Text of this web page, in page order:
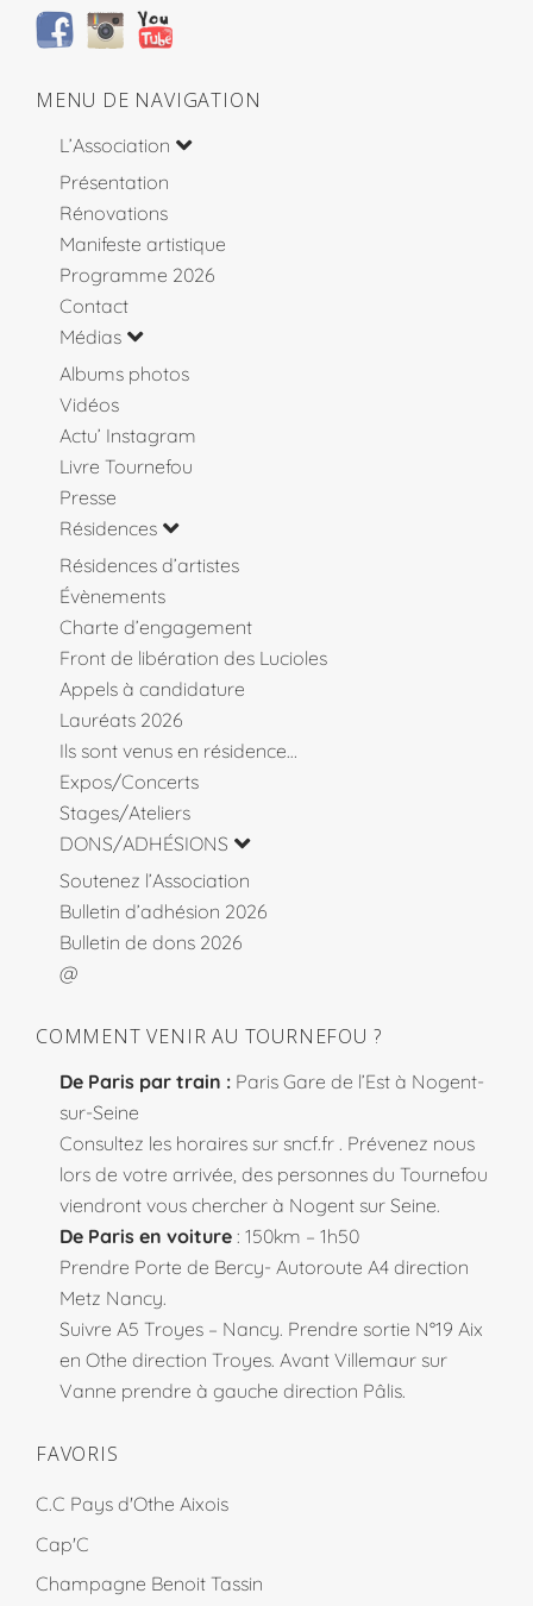
MENU DE NAVIGATION
L’Association
Présentation
Rénovations
Manifeste artistique
Programme 2026
Contact
Médias
Albums photos
Vidéos
Actu’ Instagram
Livre Tournefou
Presse
Résidences
Résidences d’artistes
Évènements
Charte d’engagement
Front de libération des Lucioles
Appels à candidature
Lauréats 2026
Ils sont venus en résidence…
Expos/Concerts
Stages/Ateliers
DONS/ADHÉSIONS
Soutenez l’Association
Bulletin d’adhésion 2026
Bulletin de dons 2026
@
COMMENT VENIR AU TOURNEFOU ?
De Paris par train : Paris Gare de l’Est à Nogent-
sur-Seine
Consultez les horaires sur sncf.fr . Prévenez nous
lors de votre arrivée, des personnes du Tournefou
viendront vous chercher à Nogent sur Seine.
De Paris en voiture : 150km – 1h50
Prendre Porte de Bercy- Autoroute A4 direction
Metz Nancy.
Suivre A5 Troyes – Nancy. Prendre sortie N°19 Aix
en Othe direction Troyes. Avant Villemaur sur
Vanne prendre à gauche direction Pâlis.
FAVORIS
C.C Pays d'Othe Aixois
Cap'C
Champagne Benoit Tassin